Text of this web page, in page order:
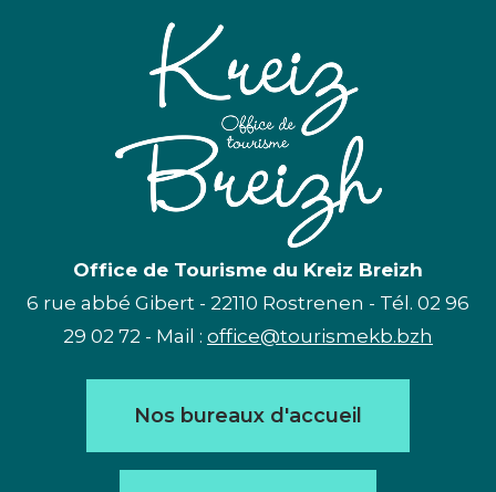
Office de Tourisme du Kreiz Breizh
6 rue abbé Gibert - 22110 Rostrenen - Tél. 02 96
29 02 72 - Mail : office@tourismekb.bzh
Nos bureaux d'accueil